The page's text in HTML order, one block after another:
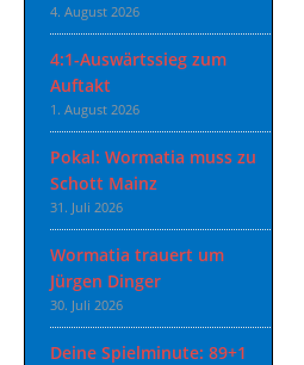
4. August 2026
4:1-Auswärtssieg zum
Auftakt
1. August 2026
Pokal: Wormatia muss zu
Schott Mainz
31. Juli 2026
Wormatia trauert um
Jürgen Dinger
30. Juli 2026
Deine Spielminute: 89+1